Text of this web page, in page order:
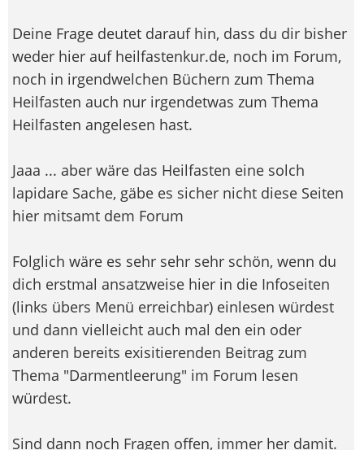
Deine Frage deutet darauf hin, dass du dir bisher
weder hier auf heilfastenkur.de, noch im Forum,
noch in irgendwelchen Büchern zum Thema
Heilfasten auch nur irgendetwas zum Thema
Heilfasten angelesen hast.
Jaaa ... aber wäre das Heilfasten eine solch
lapidare Sache, gäbe es sicher nicht diese Seiten
hier mitsamt dem Forum
Folglich wäre es sehr sehr sehr schön, wenn du
dich erstmal ansatzweise hier in die Infoseiten
(links übers Menü erreichbar) einlesen würdest
und dann vielleicht auch mal den ein oder
anderen bereits exisitierenden Beitrag zum
Thema "Darmentleerung" im Forum lesen
würdest.
Sind dann noch Fragen offen, immer her damit.